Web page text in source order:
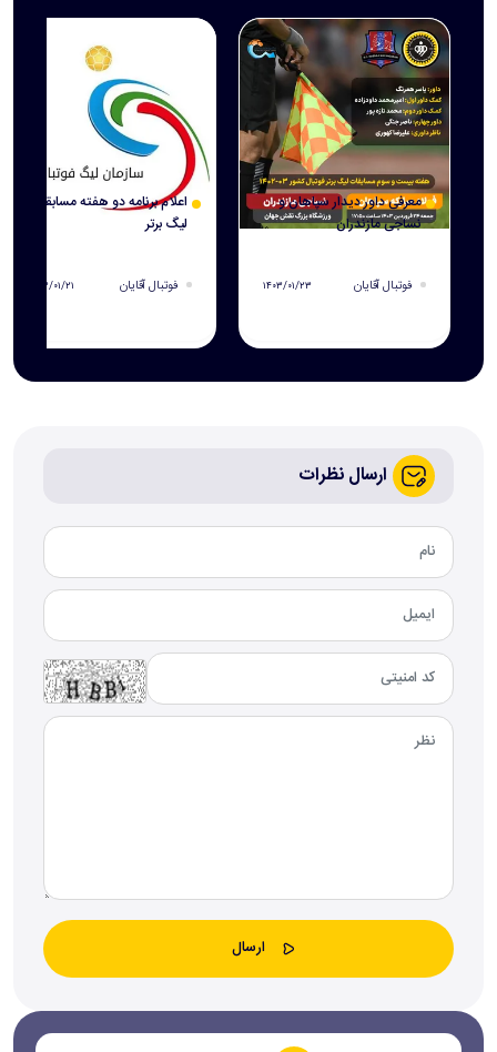
معرفی داور دیدار سپاهان و
نساجی مازندران
فوتبال آقایان ۱۴۰۳/۰۱/۲۳
اعلام برنامه دو هفته مسابقات
لیگ برتر
فوتبال آقایان ۱۴۰۳/۰۱/۲۱
ارسال نظرات